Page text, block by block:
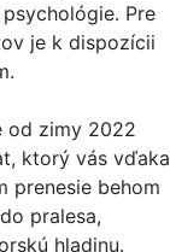
Pre
je k dispozícii
od zimy 2022
ktorý vás vďaka
prenesie behom
pralesa,
hladinu.